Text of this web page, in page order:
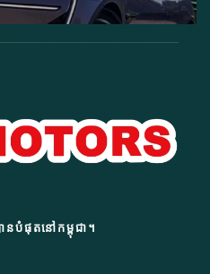
នបំផុតនៅកម្ពុជា។